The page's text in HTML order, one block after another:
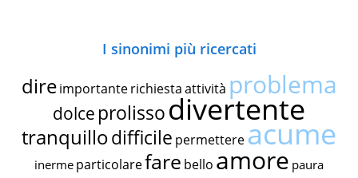
I sinonimi più ricercati
dire importante richiestaattività problema
dolce prolissodivertente
tranquillodifficile permettereacume
inerme particolarefare bello amore paura